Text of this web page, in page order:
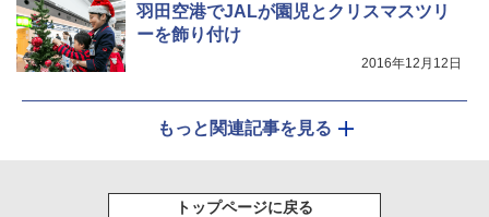
羽田空港でJALが園児とクリスマスツリ
ーを飾り付け
2016年12月12日
もっと関連記事を見る
トップページに戻る